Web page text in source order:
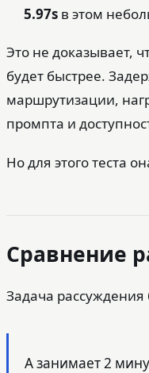
5.97sв этом
Это не доказывает,
будет быстрее.
маршрутизации,
промпта и
Но для этого теста
Сравнение
Задача
A занимает 2